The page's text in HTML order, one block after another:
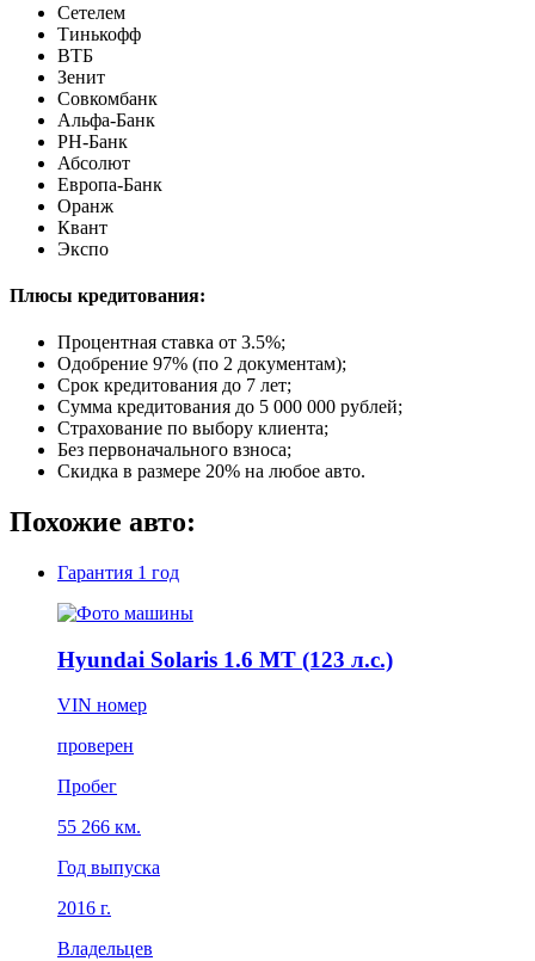
Сетелем
Тинькофф
ВТБ
Зенит
Совкомбанк
Альфа-Банк
РН-Банк
Абсолют
Европа-Банк
Оранж
Квант
Экспо
Плюсы кредитования:
Процентная ставка от 3.5%;
Одобрение 97% (по 2 документам);
Срок кредитования до 7 лет;
Сумма кредитования до 5 000 000 рублей;
Страхование по выбору клиента;
Без первоначального взноса;
Скидка в размере 20% на любое авто.
Похожие авто:
Гарантия 1 год
Hyundai Solaris 1.6 MT (123 л.с.)
VIN номер
проверен
Пробег
55 266 км.
Год выпуска
2016 г.
Владельцев